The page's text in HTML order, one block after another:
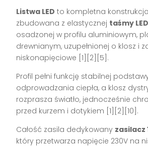
Listwa LED to kompletna
zbudowana z elastycznej taśmy LED
osadzonej w profilu aluminiowym,
drewnianym, uzupełnionej o klosz i
niskonapięciowe [1][2][5].
Profil pełni funkcję stabilnej
odprowadzania ciepła, a klosz
rozprasza światło, jednocześnie
przed kurzem i dotykiem [1][2][10].
Całość zasila dedykowany zasilacz
który przetwarza napięcie 230V na